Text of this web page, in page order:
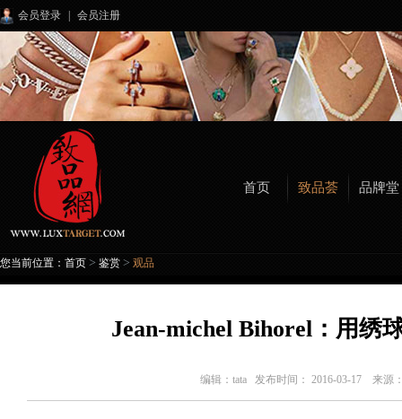
会员登录 会员注册
首页 致品荟 品牌堂
您当前位置： 首页 > 鉴赏 > 观品
Jean-michel Bihorel：用绣
编辑： tata 发布时间： 2016-03-17 来源